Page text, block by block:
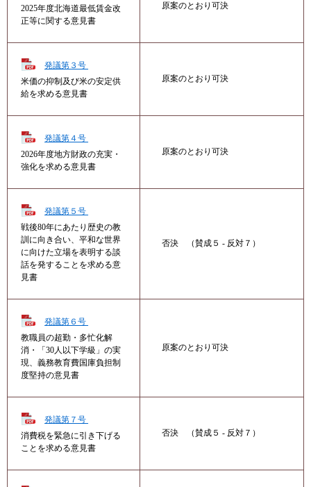
2025年度北海道最低賃金改
正等に関する意見書
原案のとおり可決
発議第３号
米価の抑制及び米の安定供
給を求める意見書
原案のとおり可決
発議第４号
2026年度地方財政の充実・
強化を求める意見書
原案のとおり可決
発議第５号
戦後80年にあたり歴史の教
訓に向き合い、平和な世界
に向けた立場を表明する談
話を発することを求める意
見書
否決 （賛成５ - 反対７）
発議第６号
教職員の超勤・多忙化解
消・「30人以下学級」の実
現、義務教育費国庫負担制
度堅持の意見書
原案のとおり可決
発議第７号
消費税を緊急に引き下げる
ことを求める意見書
否決 （賛成５ - 反対７）